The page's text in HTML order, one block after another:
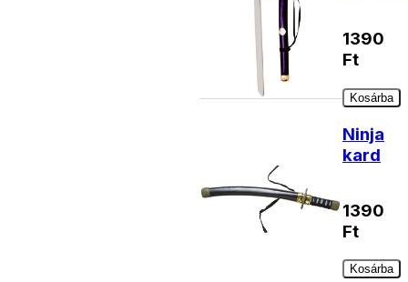
1390
Ft
Kosárba
Ninja
kard
1390
Ft
Kosárba